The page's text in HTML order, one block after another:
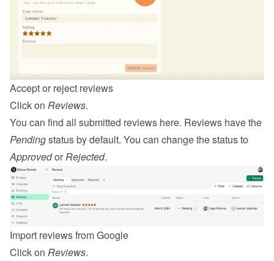
Accept or reject reviews
Click on Reviews.
Pending
Approved or Rejected.
Import reviews from Google
Click on Reviews.